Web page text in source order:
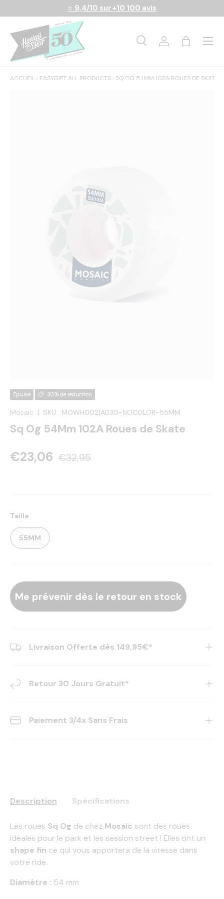
Aller au contenu
⭐ 9,4/10 sur +10 100 avis
Rechercher
RechercheSe connecter
Panier
Menu
ACCUEIL › EASYGIFT ALL PRODUCTS › SQ OG 54MM 102A ROUES DE SKATE
Épuisé 30% de réduction
Mosaic | SKU : MOWH0021A030-NOCOLOR-55MM
Sq Og 54Mm 102A Roues de Skate
€23,06 €32,95
Taille
55MM
Me prévenir dès le retour en stock
Livraison Offerte dès 149,95€*
Retour 30 Jours Gratuit*
Paiement 3/4x Sans Frais
Description Spécifications
Les roues Sq Og de chez Mosaic sont des roues
idéales pour le park et les session street ! Elles ont un
shape fin ce qui vous apportera de la vitesse dans
votre ride.
Diamètre : 54 mm